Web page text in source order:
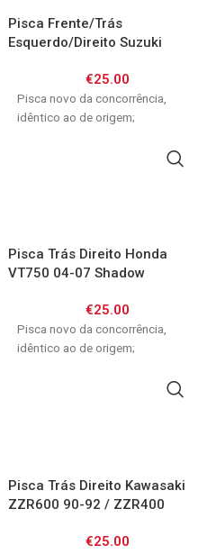
Pisca Frente/Trás
Esquerdo/Direito Suzuki
GSXR1100 89-93
€25.00
Pisca novo da concorrência,
idêntico ao de origem;
Pisca Trás Direito Honda
VT750 04-07 Shadow
€25.00
Pisca novo da concorrência,
idêntico ao de origem;
Pisca Trás Direito Kawasaki
ZZR600 90-92 / ZZR400
€25.00